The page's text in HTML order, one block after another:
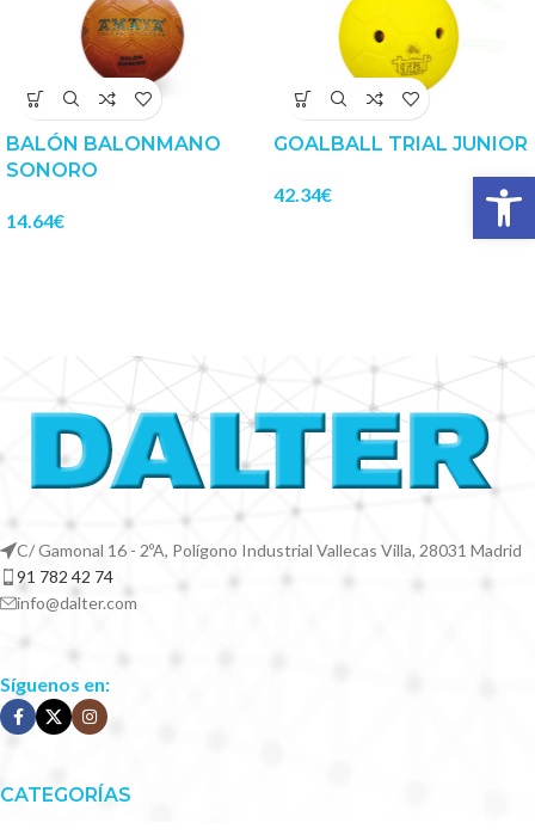
BALÓN BALONMANO
SONORO
14.64€
GOALBALL TRIAL JUNIOR
42.34€
C/ Gamonal 16 - 2ºA, Polígono Industrial Vallecas Villa, 28031 Madrid
91 782 42 74
info@dalter.com
Síguenos en:
CATEGORÍAS
Abrir